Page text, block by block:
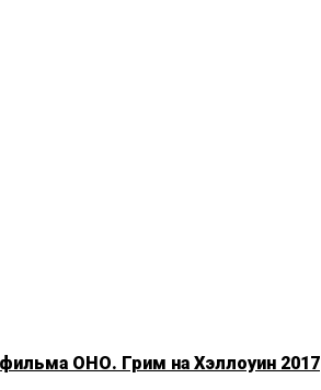
ОНО. Грим на Хэллоуин 2017